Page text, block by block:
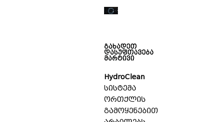
გახადეთ
დასუფთავება
მარტივი
HydroClean
სისტემა
ორთქლის
გამოყენებით